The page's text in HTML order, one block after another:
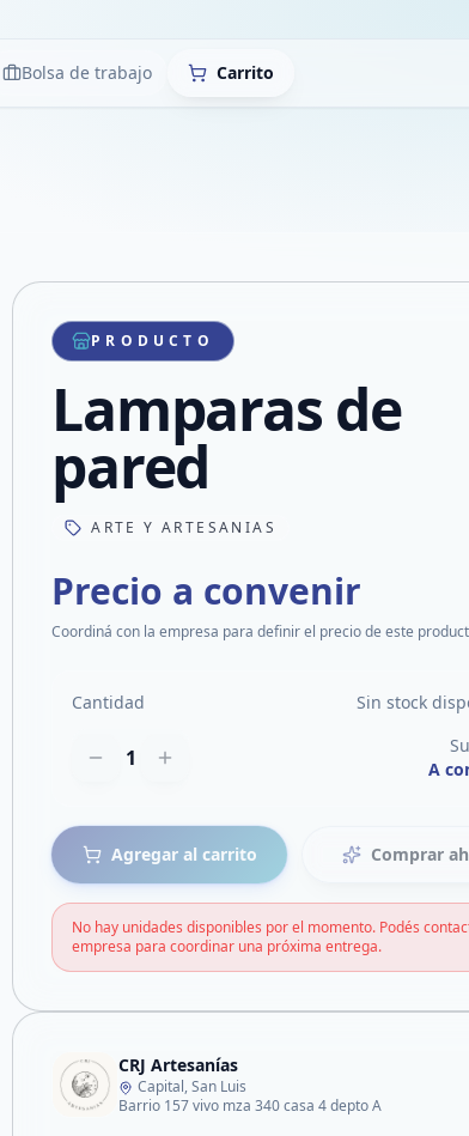
Bolsa de trabajo Carrito
producto
por WhatsApp
por mail
en Facebook
en X
PRODUCTO
Lamparas de
pared
ARTE Y ARTESANIAS
Precio a convenir
Coordiná con la empresa para definir el precio de este
Cantidad Sin stock
1
A
Agregar al carrito Comprar
No hay unidades disponibles por el momento. Podés
empresa para coordinar una próxima entrega.
CRJ Artesanías
Capital, San Luis
Barrio 157 vivo mza 340 casa 4 depto A